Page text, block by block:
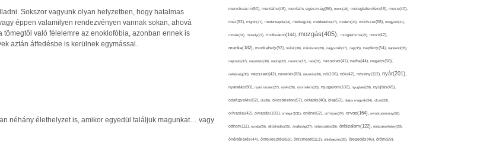
Sokszor vagyunk olyan helyzetben, hogy hatalmas
éppen valamilyen rendezvényen vannak sokan, ahová
tömegtől való félelemre az enoklofóbia, azonban ennek is
aztán átfedésbe is kerülnek egymással.
néhány élethelyzet is, amikor egyedül találjuk magunkat… vagy
menstruáció(50), mentális(48), mentális egészség(86), menü(28), méregtelenítés(48), mese(40),
méz(92), migrén(27), mindennapok(34), minőség(33), mobiltelefon(27), modern(24), módszer(68), mogyoró(31),
mosás(31), mosoly(27), motiváció(144), mozgás(405), mozgásforma(25), mozi(42),
munka(182), munkahely(92), műtét(38), művészet(29), nagyszülő(27), nap(35), napfény(54), napirend(35),
napozás(37), napsütés(38), naptej(32), narancs(27), nasi(31), nassolás(41), nátha(44), negatív(50),
nehézség(36), népszerű(42), nevelés(83), nevetés(30), nő(106), nők(42), növény(112), nyár(201),
nyaralás(90), nyári szünet(27), nyelv(26), nyomelem(33), nyugalom(102), nyugtató(29), nyújtás(45),
odafigyelés(52), ok(36), okostelefon(57), oktatás(40), olaj(50), olajos magvak(34), olcsó(33),
olívaolaj(42), olvasás(101), omega-3(31), online(52), orrfolyás(24), orvos(164), orvostudomány(26),
otthon(111), óvoda(26), öltözködés(35), önállóság(27), önbecsülés(36), önbizalom(122), önbizalomhiány(28),
önértékelés(44), önfejlesztés(59), önismeret(113), önkifejezés(26), öregedés(46), öröm(69),